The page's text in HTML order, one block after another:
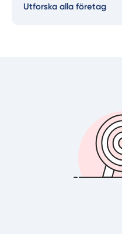
Utforska alla företag